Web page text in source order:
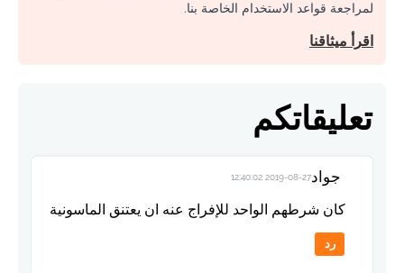
لمراجعة قواعد الاستخدام الخاصة بنا.
اقرأ ميثاقنا
تعليقاتكم
جواد2019-08-27 12:40:02
كان شرطهم الواحد للإفراج عنه ان يعتنق الماسونية
رد